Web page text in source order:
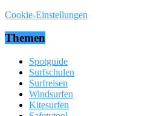
Cookie-Einstellungen
Themen
Spotguide
Surfschulen
Surfreisen
Windsurfen
Kitesurfen